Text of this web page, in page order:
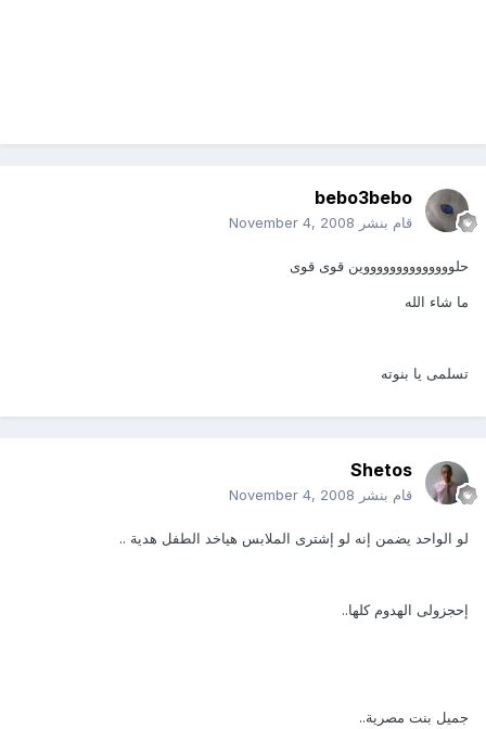
bebo3bebo
قام بنشر November 4, 2008
حلووووووووووووووين قوى قوى
ما شاء الله
تسلمى يا بنوته
Shetos
قام بنشر November 4, 2008
لو الواحد يضمن إنه لو إشترى الملابس هياخد الطفل هدية ..
إحجزولى الهدوم كلها..
جميل بنت مصرية..